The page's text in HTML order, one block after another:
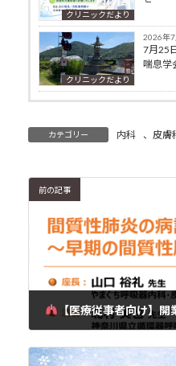
クリニックだより
クリニックだより
2026年
7月25
喘息学
カテゴリー 内科 、皮膚
前の記事
【医療従事者向け】開業医のた